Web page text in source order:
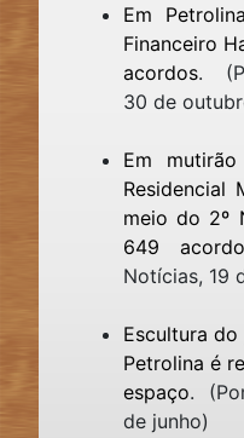
Em
Financeiro
acordos.
30 de
Em
Residencial
meio do 2º
649
Notícias, 19
Escultura
Petrolina é
espaço.
de junho)